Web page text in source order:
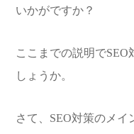
いかがですか？
ここまでの説明で
しょうか。
さて、SEO対策のメ